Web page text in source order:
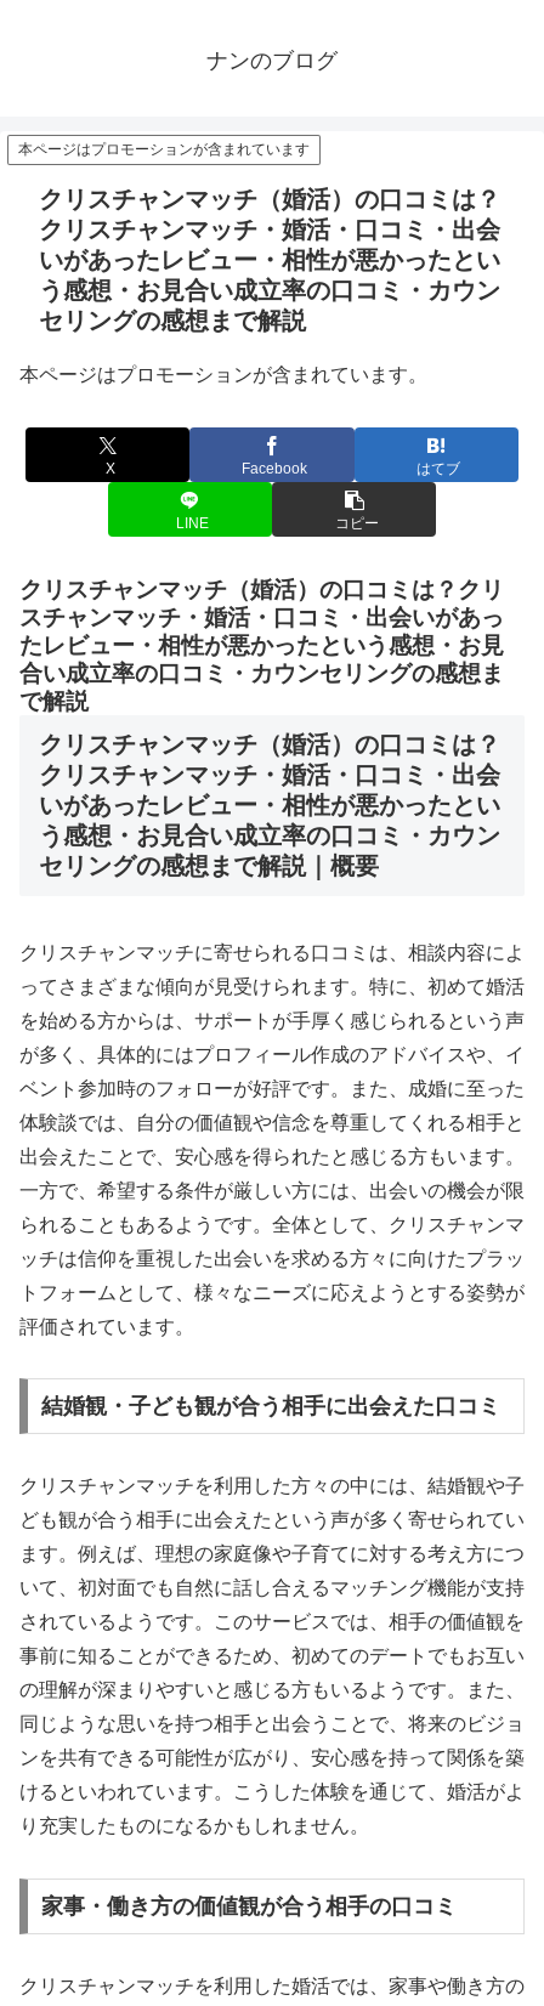
ナンのブログ
本ページはプロモーションが含まれています
クリスチャンマッチ（婚活）の口コミは？
クリスチャンマッチ・婚活・口コミ・出会
いがあったレビュー・相性が悪かったとい
う感想・お見合い成立率の口コミ・カウン
セリングの感想まで解説
本ページはプロモーションが含まれています。
X Facebook はてブ
LINE コピー
クリスチャンマッチ（婚活）の口コミは？クリ
スチャンマッチ・婚活・口コミ・出会いがあっ
たレビュー・相性が悪かったという感想・お見
合い成立率の口コミ・カウンセリングの感想ま
で解説
クリスチャンマッチ（婚活）の口コミは？
クリスチャンマッチ・婚活・口コミ・出会
いがあったレビュー・相性が悪かったとい
う感想・お見合い成立率の口コミ・カウン
セリングの感想まで解説｜概要
クリスチャンマッチに寄せられる口コミは、相談内容によ
ってさまざまな傾向が見受けられます。特に、初めて婚活
を始める方からは、サポートが手厚く感じられるという声
が多く、具体的にはプロフィール作成のアドバイスや、イ
ベント参加時のフォローが好評です。また、成婚に至った
体験談では、自分の価値観や信念を尊重してくれる相手と
出会えたことで、安心感を得られたと感じる方もいます。
一方で、希望する条件が厳しい方には、出会いの機会が限
られることもあるようです。全体として、クリスチャンマ
ッチは信仰を重視した出会いを求める方々に向けたプラッ
トフォームとして、様々なニーズに応えようとする姿勢が
評価されています。
結婚観・子ども観が合う相手に出会えた口コミ
クリスチャンマッチを利用した方々の中には、結婚観や子
ども観が合う相手に出会えたという声が多く寄せられてい
ます。例えば、理想の家庭像や子育てに対する考え方につ
いて、初対面でも自然に話し合えるマッチング機能が支持
されているようです。このサービスでは、相手の価値観を
事前に知ることができるため、初めてのデートでもお互い
の理解が深まりやすいと感じる方もいるようです。また、
同じような思いを持つ相手と出会うことで、将来のビジョ
ンを共有できる可能性が広がり、安心感を持って関係を築
けるといわれています。こうした体験を通じて、婚活がよ
り充実したものになるかもしれません。
家事・働き方の価値観が合う相手の口コミ
クリスチャンマッチを利用した婚活では、家事や働き方の